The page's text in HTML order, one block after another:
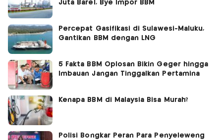
Juta Barel, Bye Impor BBM
Percepat Gasifikasi di Sulawesi-Maluku,
Gantikan BBM dengan LNG
5 Fakta BBM Oplosan Bikin Geger hingga
Imbauan Jangan Tinggalkan Pertamina
Kenapa BBM di Malaysia Bisa Murah?
Polisi Bongkar Peran Para Penyeleweng